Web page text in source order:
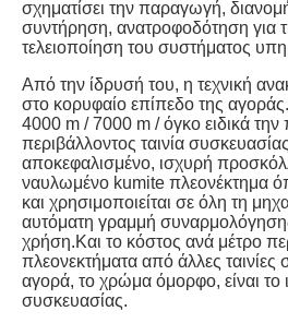
σχηματίσει την παραγωγή,
συντήρηση, ανατροφοδότηση για
τελειοποίηση του συστήματος
Από την ίδρυσή του, η τεχνική
στο κορυφαίο επίπεδο της
4000 m / 7000 m / όγκο ειδικά την
περιβάλλοντος ταινία
αποκεφαλισμένο, ισχυρή
ναυλωμένο kumite πλεονέκτημα
και χρησιμοποιείται σε όλη τη
αυτόματη γραμμή
χρήση.Και το κόστος ανά μέτρο
πλεονεκτήματα από άλλες ταινίες
αγορά, το χρώμα όμορφο, είναι το
συσκευασίας.